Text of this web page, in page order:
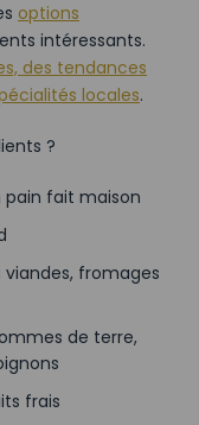
options
intéressants.
des tendances
locales.
?
fait maison
fromages
de terre,
frais